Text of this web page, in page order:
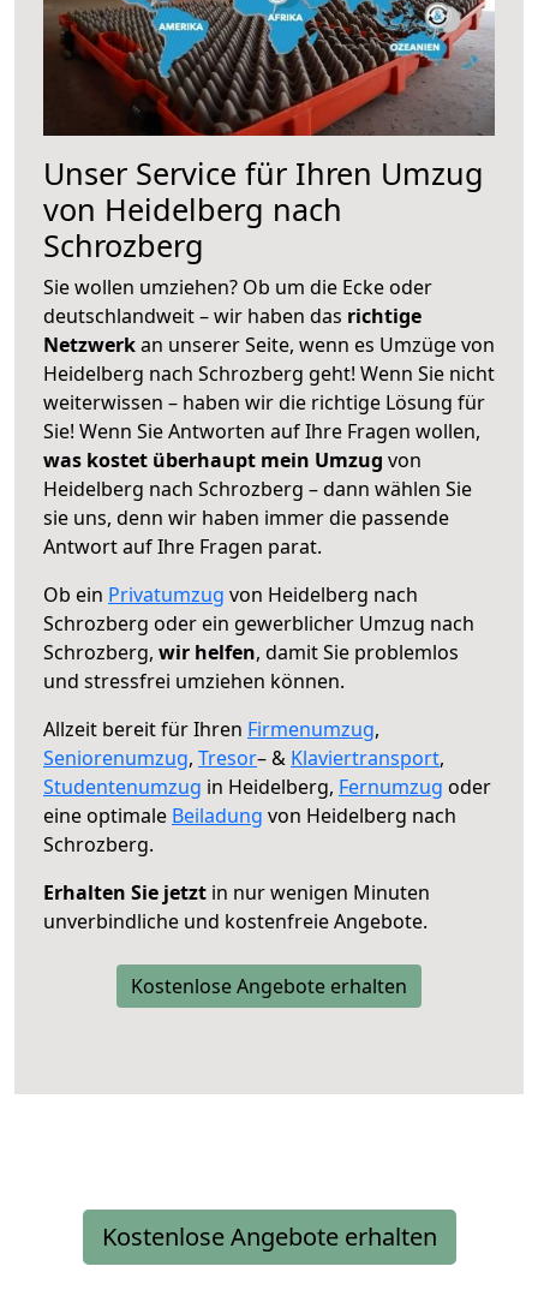
Unser Service für Ihren Umzug
von Heidelberg nach
Schrozberg
Sie wollen umziehen? Ob um die Ecke oder
deutschlandweit – wir haben das richtige
Netzwerkan unserer Seite, wenn es Umzüge von
Heidelberg nach Schrozberg geht! Wenn Sie nicht
weiterwissen – haben wir die richtige Lösung für
Sie! Wenn Sie Antworten auf Ihre Fragen wollen,
was kostet überhaupt mein Umzug von
Heidelberg nach Schrozberg – dann wählen Sie
sie uns, denn wir haben immer die passende
Antwort auf Ihre Fragen parat.
Ob ein Privatumzug von Heidelberg nach
Schrozberg oder ein gewerblicher Umzug nach
Schrozberg, wir helfen, damit Sie problemlos
und stressfrei umziehen können.
Allzeit bereit für Ihren Firmenumzug,
Seniorenumzug, Tresor– & Klaviertransport,
Studentenumzug in Heidelberg, Fernumzug oder
eine optimale Beiladung von Heidelberg nach
Schrozberg.
Erhalten Sie jetzt in nur wenigen Minuten
unverbindliche und kostenfreie Angebote.
Kostenlose Angebote erhalten
Kostenlose Angebote erhalten